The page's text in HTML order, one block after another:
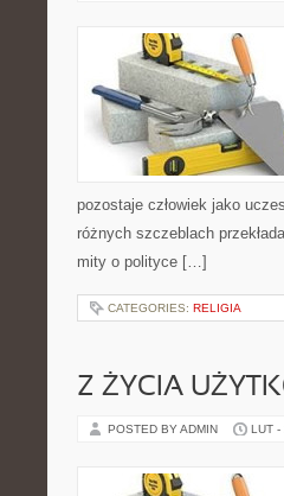
pozostaje człowiek jako
różnych szczeblach
mity o polityce […]
CATEGORIES: RELIGIA
Z ŻYCIA
POSTED BY ADMIN LUT -